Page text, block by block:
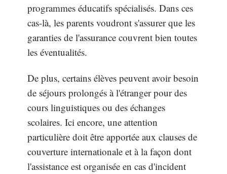
programmes éducatifs spécialisés. Dans ces
cas-là, les parents voudront s'assurer que les
garanties de l'assurance couvrent bien toutes
les éventualités.
De plus, certains élèves peuvent avoir besoin
de séjours prolongés à l'étranger pour des
cours linguistiques ou des échanges
scolaires. Ici encore, une attention
particulière doit être apportée aux clauses de
couverture internationale et à la façon dont
l'assistance est organisée en cas d'incident